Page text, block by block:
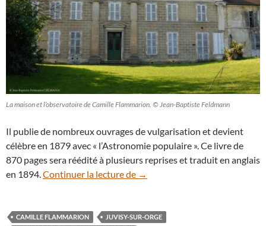
La maison et l’observatoire de Camille Flammarion. © Jean-Baptiste Feldmann
Il publie de nombreux ouvrages de vulgarisation et devient
célèbre en 1879 avec « l’Astronomie populaire ». Ce livre de
870 pages sera réédité à plusieurs reprises et traduit en anglais
en 1894.Continuer la lecture de Camille Flammarion,
→
CAMILLE FLAMMARION
JUVISY-SUR-ORGE